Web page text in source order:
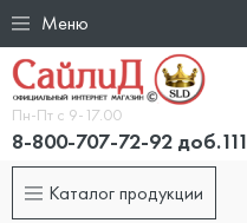
Меню
Пн-Пт с 9-17.00
8-800-707-72-92 доб.111
Каталог продукции